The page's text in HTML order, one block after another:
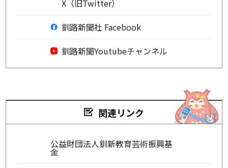
X（旧Twitter）
釧路新聞社 Facebook
釧路新聞Youtubeチャンネル
関連リンク
公益財団法人釧新教育芸術振興基
金